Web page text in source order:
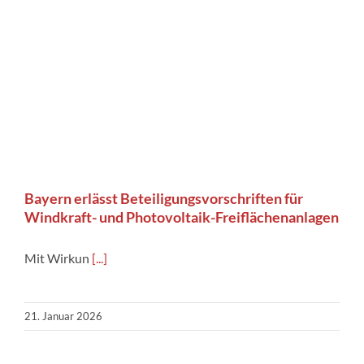
Bayern erlässt Beteiligungsvorschriften für
Windkraft- und Photovoltaik-Freiflächenanlagen
Mit Wirkun [...]
21. Januar 2026